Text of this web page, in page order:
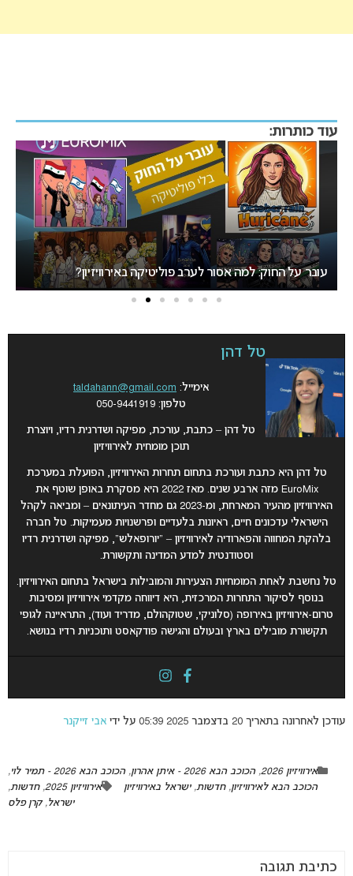
עוד כותרות:
זוכה האירוויזיון האירי מחרים את התחרות בעקבות השתתפות
ישראל
טל דהן
אימייל: taldahann@gmail.com
טלפון: 050-9441919
טל דהן – כתבת, עורכת, מפיקה ושדרנית רדיו, ויוצרת
תוכן מומחית לאירוויזיון
טל דהן היא כתבת ועורכת בתחום תחרות האירוויזיון, הפועלת במערכת
EuroMix מזה ארבע שנים. מאז 2022 היא מסקרת באופן שוטף את
האירוויזיון מהעיר המארחת, ומ-2023 גם מחדר העיתונאים – ומביאה לקהל
הישראלי עדכונים חיים, ראיונות בלעדיים ופרשנויות מעמיקות. טל חברה
בלהקת המחווה והפארודיה לאירוויזיון – “יורופאלש”, מפיקה ושדרנית רדיו
וסטודנטית למדע המדינה ותקשורת.
טל נחשבת לאחת המומחיות הצעירות והמובילות בישראל בתחום האירוויזיון.
בנוסף לסיקור התחרות המרכזית, היא דיווחה מקדמי אירוויזיון ומסיבות
טרום-אירוויזיון באירופה (סלוניקי, שטוקהולם, מדריד ועוד), התראיינה לגופי
תקשורת מובילים בארץ ובעולם והגישה פודקאסט ותוכניות רדיו בנושא.
עודכן לאחרונה בתאריך 20 בדצמבר 2025 05:39 על ידי אבי זייקנר
אירוויזיון 2026 , הכוכב הבא 2026 - איתן אהרון , הכוכב הבא 2026 - תמיר לוי
,
הכוכב הבא לאירוויזיון, חדשות, ישראל באירוויזיון אירוויזיון 2025 , חדשות,
ישראל, קרן פלס
כתיבת תגובה